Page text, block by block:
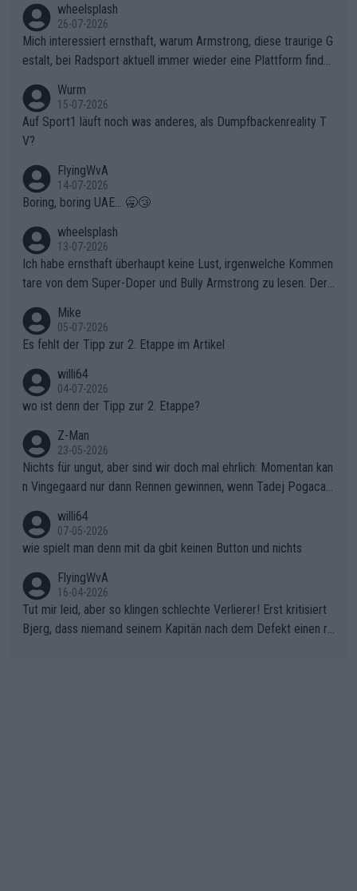
ganze Team auch mental stark zu machen und konkret am Erf
olg teilzuhaben, ist ihm ganz hoch anzurechnen. Das ist ein Zei
chen weit über den Radsport hinaus.
wheelsplash
26-07-2026
Mich interessiert ernsthaft, warum Armstrong, diese traurige G
estalt, bei Radsport aktuell immer wieder eine Plattform finde
Wurm
15-07-2026
Auf Sport1 läuft noch was anderes, als Dumpfbackenreality T
V?
FlyingWvA
14-07-2026
Boring, boring UAE... 🥱😴
wheelsplash
13-07-2026
Ich habe ernsthaft überhaupt keine Lust, irgenwelche Kommen
tare von dem Super-Doper und Bully Armstrong zu lesen. Der
r die gehört nicht in dieses Medium!
Mike
05-07-2026
Es fehlt der Tipp zur 2. Etappe im Artikel
willi64
04-07-2026
wo ist denn der Tipp zur 2. Etappe?
Z-Man
23-05-2026
Nichts für ungut, aber sind wir doch mal ehrlich: Momentan kan
n Vingegaard nur dann Rennen gewinnen, wenn Tadej Pogacar
willi64
07-05-2026
wie spielt man denn mit da gbit keinen Button und nichts
FlyingWvA
16-04-2026
Tut mir leid, aber so klingen schlechte Verlierer! Erst kritisiert
Bjerg, dass niemand seinem Kapitän nach dem Defekt einen ro